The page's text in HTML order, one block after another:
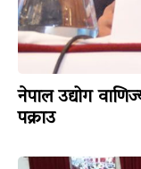
नेपाल उद्योग
पक्राउ